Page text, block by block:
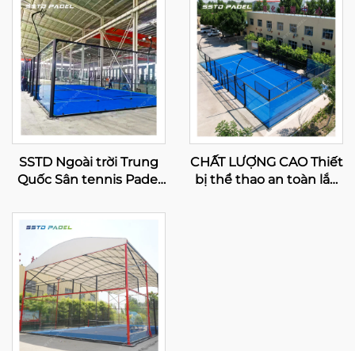
SSTD Ngoài trời Trung
Quốc Sân tennis Padel
chuyên nghiệp Kinh
điển Sân Padel Công
nghệ tiên tiến cho Câu
lạc bộ Padel 001-2
CHẤT LƯỢNG CAO Thiết
bị thể thao an toàn lắp